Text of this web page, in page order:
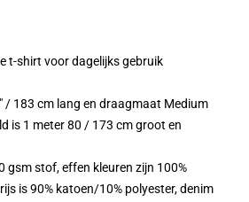
t-shirt voor dagelijks gebruik
/ 183 cm lang en draagmaat Medium
is 1 meter 80 / 173 cm groot en
gsm stof, effen kleuren zijn 100%
is 90% katoen/10% polyester, denim